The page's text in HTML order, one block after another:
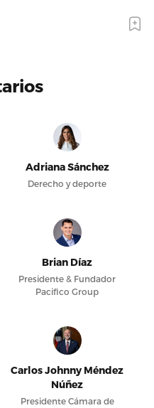
Adriana Sánchez
Derecho y deporte
Brian Díaz
Presidente & Fundador
Pacifico Group
Carlos Johnny Méndez
Núñez
Presidente Cámara de